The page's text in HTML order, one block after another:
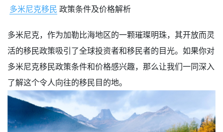
多米尼克移民 政策条件及价格解析
多米尼克，作为加勒比海地区的一颗璀璨明珠，其开放而灵
活的移民政策吸引了全球投资者和移民者的目光。如果你对
多米尼克移民政策条件和价格感兴趣，那么让我们一同深入
了解这个令人向往的移民目的地。